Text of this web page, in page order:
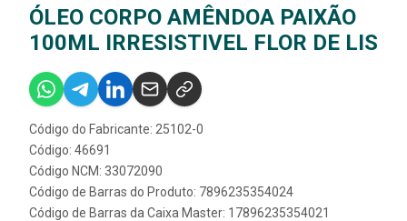
ÓLEO CORPO AMÊNDOA PAIXÃO
100ML IRRESISTIVEL FLOR DE LIS
Código do Fabricante: 25102-0
Código: 46691
Código NCM: 33072090
Código de Barras do Produto: 7896235354024
Código de Barras da Caixa Master: 17896235354021